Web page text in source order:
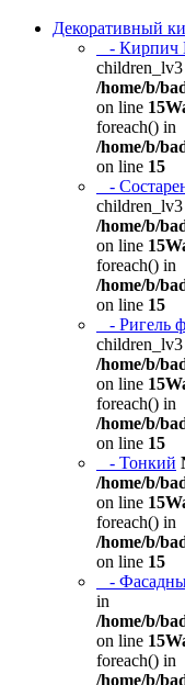
Декоративный
- Кирпич
/home/b/
on line 15
foreach() in
/home/b/
on line 15
-
/home/b/
on line 15
foreach() in
/home/b/
on line 15
- Ригель
/home/b/
on line 15
foreach() in
/home/b/
on line 15
- Тонкий
/home/b/
on line 15
foreach() in
/home/b/
on line 15
-
in
/home/b/
on line 15
foreach() in
/home/b/